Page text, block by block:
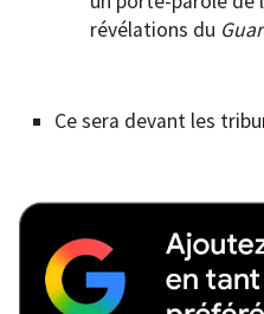
révélations du
Ce sera devant les